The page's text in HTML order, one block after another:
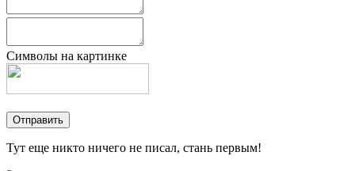
Символы на картинке
Тут еще никто ничего не писал, стань первым!